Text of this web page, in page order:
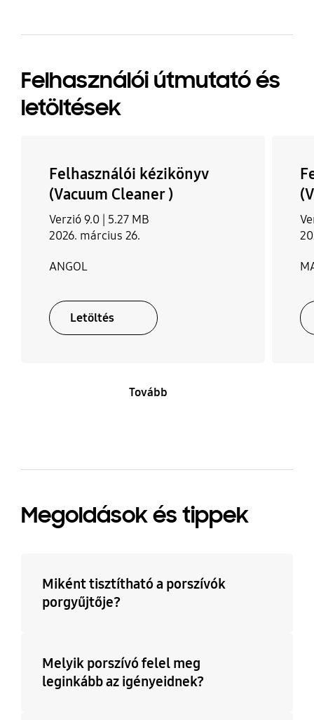
Felhasználói útmutató és
letöltések
Felhasználói kézikönyv
(Vacuum Cleaner )
Verzió 9.0 | 5.27 MB
2026. március 26.
ANGOL
Letöltés
Tovább
Megoldások és tippek
Miként tisztítható a porszívók
porgyűjtője?
Melyik porszívó felel meg
leginkább az igényeidnek?